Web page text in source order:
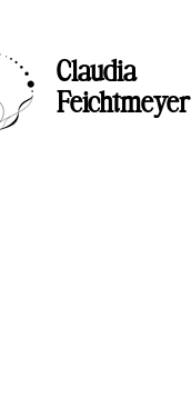
Claudia
Feichtmeyer